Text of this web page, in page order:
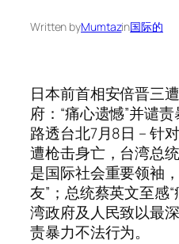
Written byMumtazin国际的
日本前首相安倍晋三
府：“痛心遗憾”并谴
路透台北7月8日 – 针
遭枪击身亡，台湾总
是国际社会重要领袖
友”；总统蔡英文至感
湾政府及人民致以最
责暴力不法行为。